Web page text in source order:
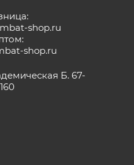
shop.ru
shop.ru
Б. 67-
160